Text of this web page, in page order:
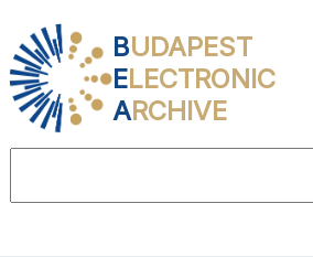
BUDAPEST
ELECTRONIC
ARCHIVE